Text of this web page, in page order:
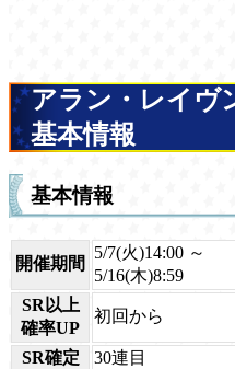
アラン・レイヴ
基本情報
基本情報
開催期間
5/7(火)14:00 ～
5/16(木)8:59
SR以上
確率UP
初回から
SR確定 30連目